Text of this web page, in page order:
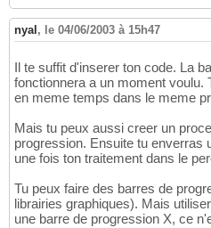
nyal , le 04/06/2003 à 15h47
Il te suffit d'inserer ton code. La
fonctionnera a un moment voulu.
en meme temps dans le meme
Mais tu peux aussi creer un
progression. Ensuite tu enverras
une fois ton traitement dans le
Tu peux faire des barres de
librairies graphiques). Mais
une barre de progression X, ce